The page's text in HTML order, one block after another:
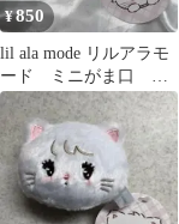
¥850
lil ala mode リルアラモ
ード ミニがま口 キ
ャミー